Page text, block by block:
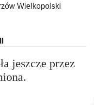
Wielkopolski
jeszcze przez